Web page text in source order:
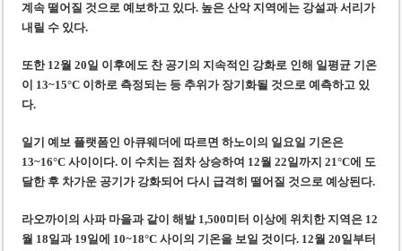
계속 떨어질 것으로 예보하고 있다. 높은 산악 지역에는 강설과 서리가
내릴 수 있다.
또한 12월 20일 이후에도 찬 공기의 지속적인 강화로 인해 일평균 기온
이 13~15°C 이하로 측정되는 등 추위가 장기화될 것으로 예측하고 있
다.
일기 예보 플랫폼인 아큐웨더에 따르면 하노이의 일요일 기온은
13~16°C 사이이다. 이 수치는 점차 상승하여 12월 22일까지 21°C에 도
달한 후 차가운 공기가 강화되어 다시 급격히 떨어질 것으로 예상된다.
라오까이의 사파 마을과 같이 해발 1,500미터 이상에 위치한 지역은 12
월 18일과 19일에 10~18°C 사이의 기온을 보일 것이다. 12월 20일부터